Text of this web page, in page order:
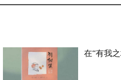
在“有我